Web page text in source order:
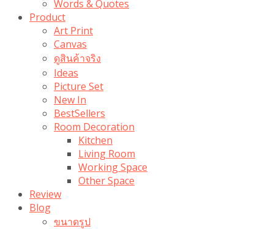
Words & Quotes
Product
Art Print
Canvas
ดูสินค้าจริง
Ideas
Picture Set
New In
BestSellers
Room Decoration
Kitchen
Living Room
Working Space
Other Space
Review
Blog
ขนาดรูป